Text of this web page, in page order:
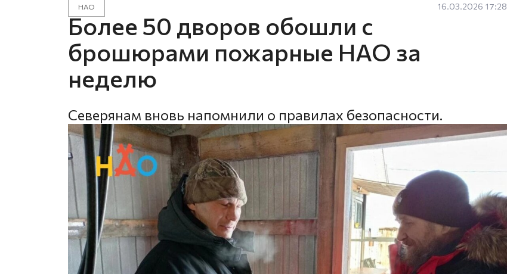
НАО 16.03.2026 17:28
Более 50 дворов обошли с
брошюрами пожарные НАО за
неделю
Северянам вновь напомнили о правилах безопасности.